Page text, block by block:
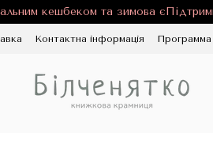
кешбеком та зимова
Контактна інформація Программа